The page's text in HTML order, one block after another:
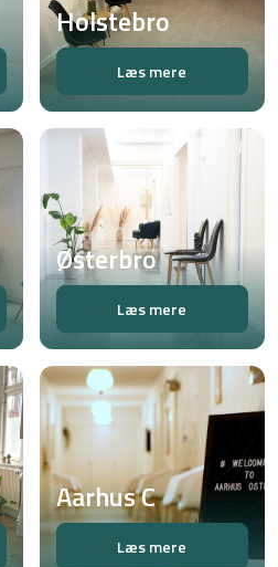
Holstebro
Læs mere
Østerbro
Læs mere
Aarhus C
Læs mere